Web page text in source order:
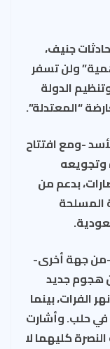
جنيف،
ولن تسفر
الدولة
“المعتدلة”.
-ومع افتتاح
وتجويعه
بدعم من
المسلحة
-من جهة أخرى-
هجوم جديد
الفرات، بينما
حلب. وأشارت
كليهما لا